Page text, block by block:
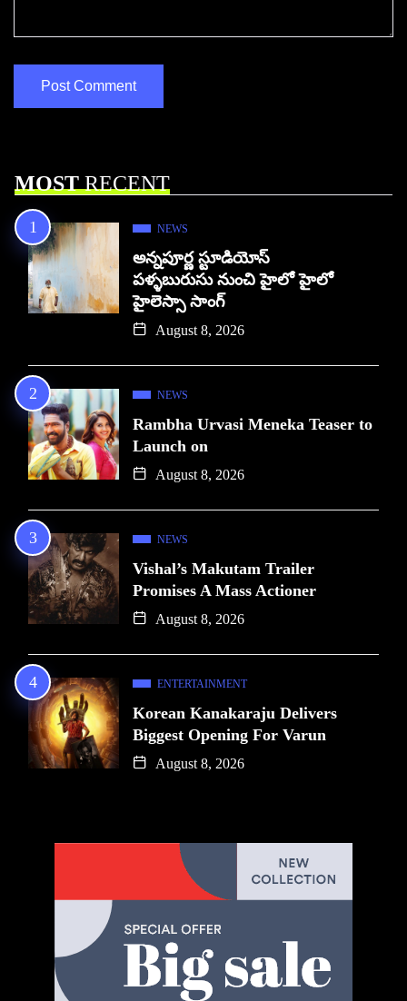
MOSTRECENT
NEWS
అన్నపూర్ణ స్టూడియోస్
పళ్ళబురుసు నుంచి హైలో హైలో
హైలెస్సా సాంగ్
August 8, 2026
NEWS
Rambha Urvasi Meneka Teaser to
Launch on
August 8, 2026
NEWS
Vishal’s Makutam Trailer
Promises A Mass Actioner
August 8, 2026
ENTERTAINMENT
Korean Kanakaraju Delivers
Biggest Opening For Varun
August 8, 2026